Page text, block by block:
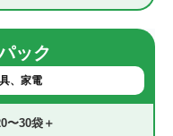
ック
、家電
〜30袋＋